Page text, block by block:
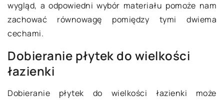
wygląd, a odpowiedni wybór materiału pomoże nam
zachować równowagę pomiędzy tymi dwiema
cechami.
Dobieranie płytek do wielkości
łazienki
Dobieranie płytek do wielkości łazienki może